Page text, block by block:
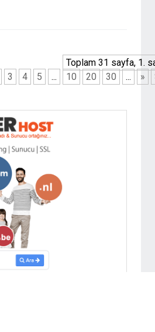
Toplam 31 sayfa, 1.
3 4 5 ... 10 20 30 ... »